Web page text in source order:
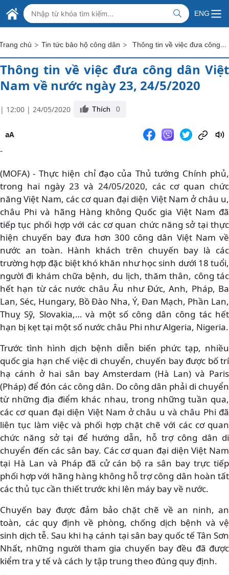
Skip to Main Content
BỘ NGOẠI GIAO VIỆT NAM
MINISTRY OF FOREIGN AFFAIRS
ENG
chủ > Tin tức bảo hộ công dân > Thông tin về việc đưa công dân Việt Nam về nước ngày 23, 24/5/2020
Thông tin về việc đưa công dân Việt
Nam về nước ngày 23, 24/5/2020
| 12:00 | 24/05/2020 Thích 0
aA
-
(MOFA) - Thực hiện chỉ đạo của Thủ tướng Chính phủ,
trong hai ngày 23 và 24/05/2020, các cơ quan chức
năng Việt Nam, các cơ quan đại diện Việt Nam ở châu u,
châu Phi và hãng Hàng không Quốc gia Việt Nam đã
tiếp tục phối hợp với các cơ quan chức năng sở tại thực
hiện chuyến bay đưa hơn 300 công dân Việt Nam về
nước an toàn. Hành khách trên chuyến bay là các
trường hợp đặc biệt khó khăn như học sinh dưới 18 tuổi,
người đi khám chữa bệnh, du lịch, thăm thân, công tác
hết hạn từ các nước châu Âu như Đức, Anh, Pháp, Ba
Lan, Séc, Hungary, Bồ Đào Nha, Ý, Đan Mạch, Phần Lan,
Thuỵ Sỹ, Slovakia,… và một số công dân công tác hết
hạn bị kẹt tại một số nước châu Phi như Algeria, Nigeria.
Trước tình hình dịch bệnh diễn biến phức tạp, nhiều
quốc gia hạn chế việc di chuyển, chuyến bay được bố trí
hạ cánh ở hai sân bay Amsterdam (Hà Lan) và Paris
(Pháp) để đón các công dân. Do công dân phải di chuyển
từ những địa điểm khác nhau, trong những tuần qua,
các cơ quan đại diện Việt Nam ở châu u và châu Phi đã
liên tục làm việc và phối hợp chặt chẽ với các cơ quan
chức năng sở tại để hướng dẫn, hỗ trợ công dân di
chuyển đến các sân bay. Các cơ quan đại diện Việt Nam
tại Hà Lan và Pháp đã cử cán bộ ra sân bay trực tiếp
phối hợp với hãng hàng không hỗ trợ công dân hoàn tất
các thủ tục cần thiết trước khi lên máy bay về nước.
Chuyến bay được đảm bảo chặt chẽ về an ninh, an
toàn, các quy định về phòng, chống dịch bệnh và vệ
sinh dịch tễ. Sau khi hạ cánh tại sân bay quốc tế Tân Sơn
Nhất, những người tham gia chuyến bay đều đã được
kiểm tra y tế và cách ly tập trung theo đúng quy định.